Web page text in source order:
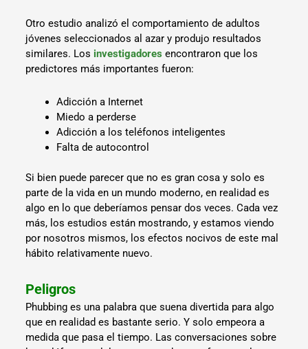
Otro estudio analizó el comportamiento de adultos
jóvenes seleccionados al azar y produjo resultados
similares. Los investigadores encontraron que los
predictores más importantes fueron:
Adicción a Internet
Miedo a perderse
Adicción a los teléfonos inteligentes
Falta de autocontrol
Si bien puede parecer que no es gran cosa y solo es
parte de la vida en un mundo moderno, en realidad es
algo en lo que deberíamos pensar dos veces. Cada vez
más, los estudios están mostrando, y estamos viendo
por nosotros mismos, los efectos nocivos de este mal
hábito relativamente nuevo.
Peligros
Phubbing es una palabra que suena divertida para algo
que en realidad es bastante serio. Y solo empeora a
medida que pasa el tiempo. Las conversaciones sobre